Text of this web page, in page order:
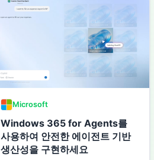
Microsoft
Windows 365 for Agents를
사용하여 안전한 에이전트 기반
생산성을 구현하세요